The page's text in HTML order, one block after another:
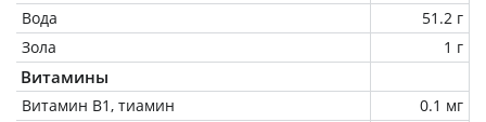
Вода
51.2 г
Зола
1 г
Витамины
Витамин В1, тиамин
0.1 мг